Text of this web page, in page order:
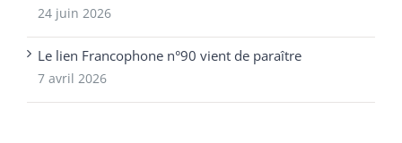
24 juin 2026
Le lien Francophone n°90 vient de paraître
7 avril 2026